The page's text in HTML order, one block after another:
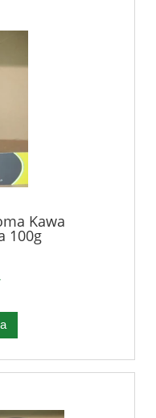
Kawa
100g